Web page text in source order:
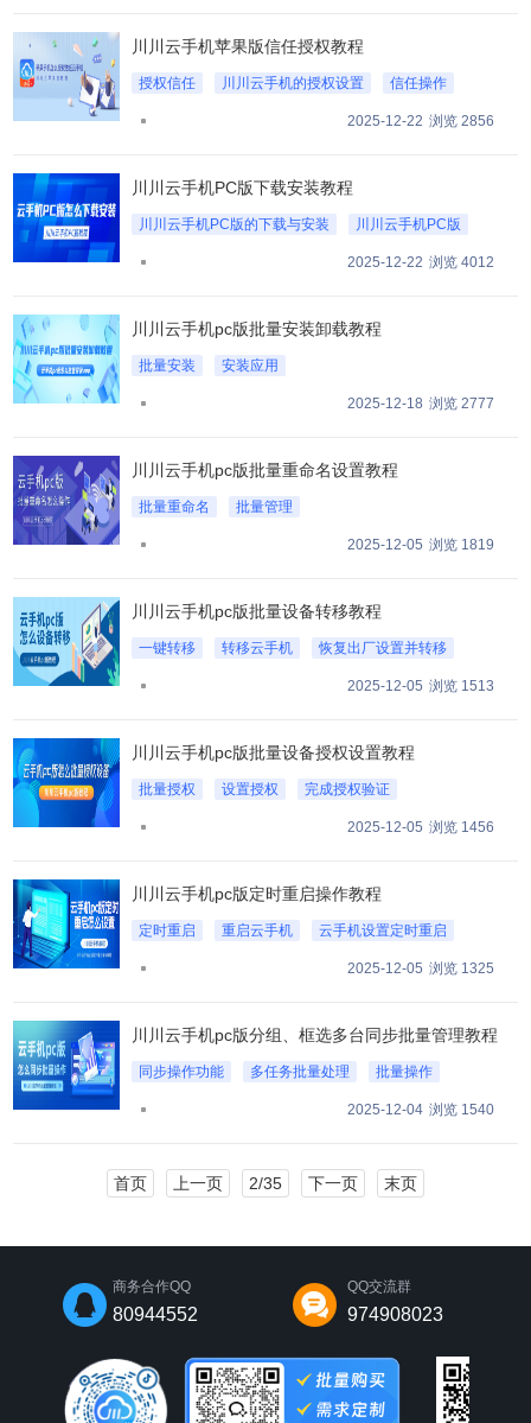
川川云手机苹果版信任授权教程
授权信任 川川云手机的授权设置 信任操作
浏览 2856
2025-12-22
川川云手机PC版下载安装教程
川川云手机PC版的下载与安装
川川云手机PC版
PC下载
浏览 4012
2025-12-22
川川云手机pc版批量安装卸载教程
批量安装
安装应用
川川云手机PC版的批量功能
浏览 2777
2025-12-18
川川云手机pc版批量重命名设置教程
批量重命名
批量管理
川川云手机PC版批量重命名功能
浏览 1819
2025-12-05
川川云手机pc版批量设备转移教程
一键转移 转移云手机 恢复出厂设置并转移
浏览 1513
2025-12-05
川川云手机pc版批量设备授权设置教程
批量授权 设置授权 完成授权验证
浏览 1456
2025-12-05
川川云手机pc版定时重启操作教程
定时重启 重启云手机 云手机设置定时重启
浏览 1325
2025-12-05
川川云手机pc版分组、框选多台同步批量管理教程
同步操作功能 多任务批量处理 批量操作
浏览 1540
2025-12-04
首页 上一页 2/35 下一页 末页
商务合作QQ
80944552
QQ交流群
974908023